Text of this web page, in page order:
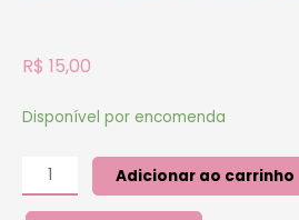
R$ 15,00
Disponível por encomenda
Adicionar ao carrinho